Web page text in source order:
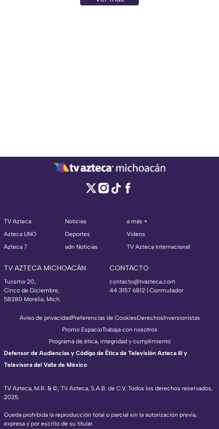
TV Azteca
Azteca UNO
Azteca 7
Noticias
Deportes
adn Noticias
a más +
Videos
TV Azteca Internacional
TV AZTECA MICHOACÁN
Turismo 20,
Cinco de Diciembre,
58280 Morelia, Mich.
CONTACTO
contacto@tvazteca.com
44 3157 6812 | Conmutador
TV Azteca, M.R. & ©, TV Azteca, S.A.B. de C.V. Todos los derechos reservados,
2025.
Queda prohibida la reproducción total o parcial sin la autorización previa,
expresa y por escrito de su titular.
Aviso de privacidadPreferencias de CookiesDerechosInversionistas
Promo EspacioTrabaja con nosotros
Programa de ética, integridad y cumplimiento
Defensor de Audiencias y Código de Ética de Televisión Azteca III y
Televisora del Valle de México